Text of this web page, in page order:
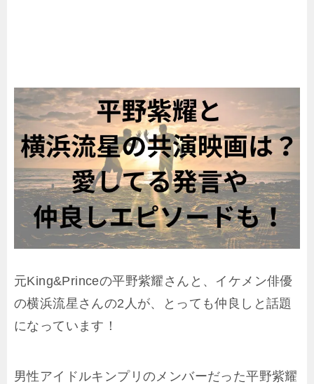
元King&Princeの平野紫耀さんと、イケメン俳優
の横浜流星さんの2人が、とっても仲良しと話題
になっています！
男性アイドルキンプリのメンバーだった平野紫耀